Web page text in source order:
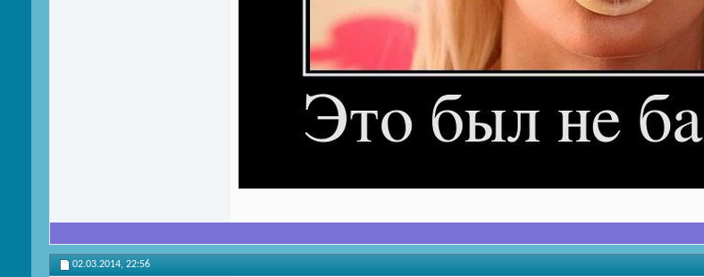
02.03.2014, 22:56